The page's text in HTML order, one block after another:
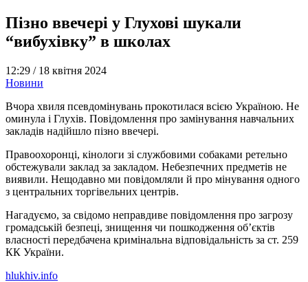
Пізно ввечері у Глухові шукали
“вибухівку” в школах
12:29 / 18 квітня 2024
Новини
Вчора хвиля псевдомінувань прокотилася всією Україною. Не
оминула і Глухів. Повідомлення про замінування навчальних
закладів надійшло пізно ввечері.
Правоохоронці, кінологи зі службовими собаками ретельно
обстежували заклад за закладом. Небезпечних предметів не
виявили. Нещодавно ми повідомляли й про мінування одного
з центральних торгівельних центрів.
Нагадуємо, за свідомо неправдиве повідомлення про загрозу
громадській безпеці, знищення чи пошкодження об’єктів
власності передбачена кримінальна відповідальність за ст. 259
КК України.
hlukhiv.info